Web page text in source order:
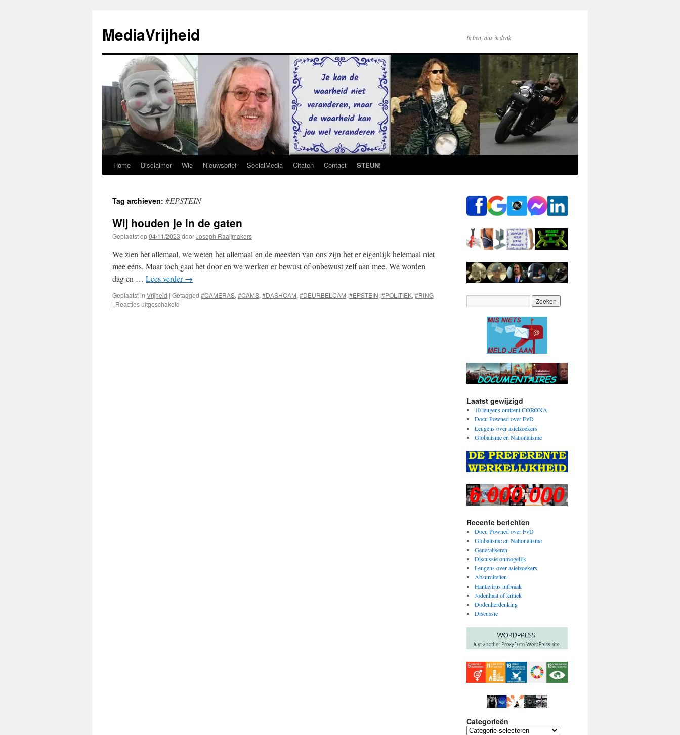
de
inhoud
MediaVrijheid Ik ben, dus ik denk
Home Disclaimer Wie Nieuwsbrief SocialMedia Citaten Contact STEUN!
Tag archieven: #EPSTEIN
Wij houden je in de gaten
Geplaatst op04/11/2023 doorJoseph Raaijmakers
We zien het allemaal, we weten het allemaal en de meesten van ons zijn het er eigenlijk helemaal niet
mee eens. Maar toch gaat het door en we werken er bewust of onbewust zelf aan mee. We worden
dag en … Lees verder→
Geplaatst in Vrijheid | Getagged #CAMERAS, #CAMS, #DASHCAM, #DEURBELCAM, #EPSTEIN, #POLITIEK, #RING
| Reacties uitgeschakeld
Laatst gewijzigd
10 leugens omtrent CORONA
Docu Powned over FvD
Leugens over asielzoekers
Globalisme en Nationalisme
Recente berichten
Docu Powned over FvD
Globalisme en Nationalisme
Generaliseren
Discussie onmogelijk
Leugens over asielzoekers
Absurditeiten
Hantavirus uitbraak
Jodenhaat of kritiek
Dodenherdenking
Discussie
Categorieën
Categorieën